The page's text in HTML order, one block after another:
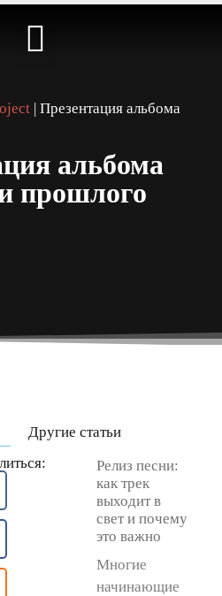
| Презентация альбома
альбома
прошлого
Другие статьи
Релиз песни:
как трек
выходит в
свет и почему
это важно
Многие
начинающие